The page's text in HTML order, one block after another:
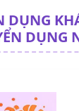
DỤNG
DỤNG